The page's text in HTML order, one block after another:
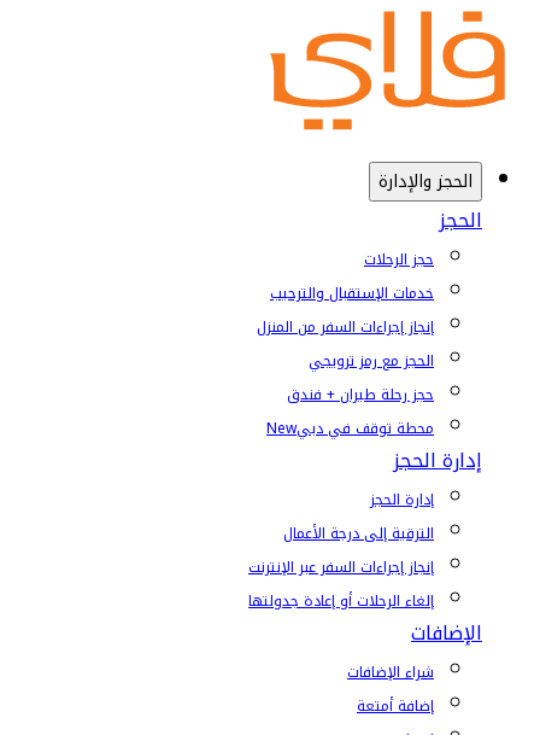
الحجز والإدارة
الحجز
حجز الرحلات
خدمات الإستقبال والترحيب
إنجاز إجراءات السفر من المنزل
الحجز مع رمز ترويجي
حجز رحلة طيران + فندق
محطة توقف في دبيNew
إدارة الحجز
إدارة الحجز
الترقية إلى درجة الأعمال
إنجاز إجراءات السفر عبر الإنترنت
إلغاء الرحلات أو إعادة جدولتها
الإضافات
شراء الإضافات
إضافة أمتعة